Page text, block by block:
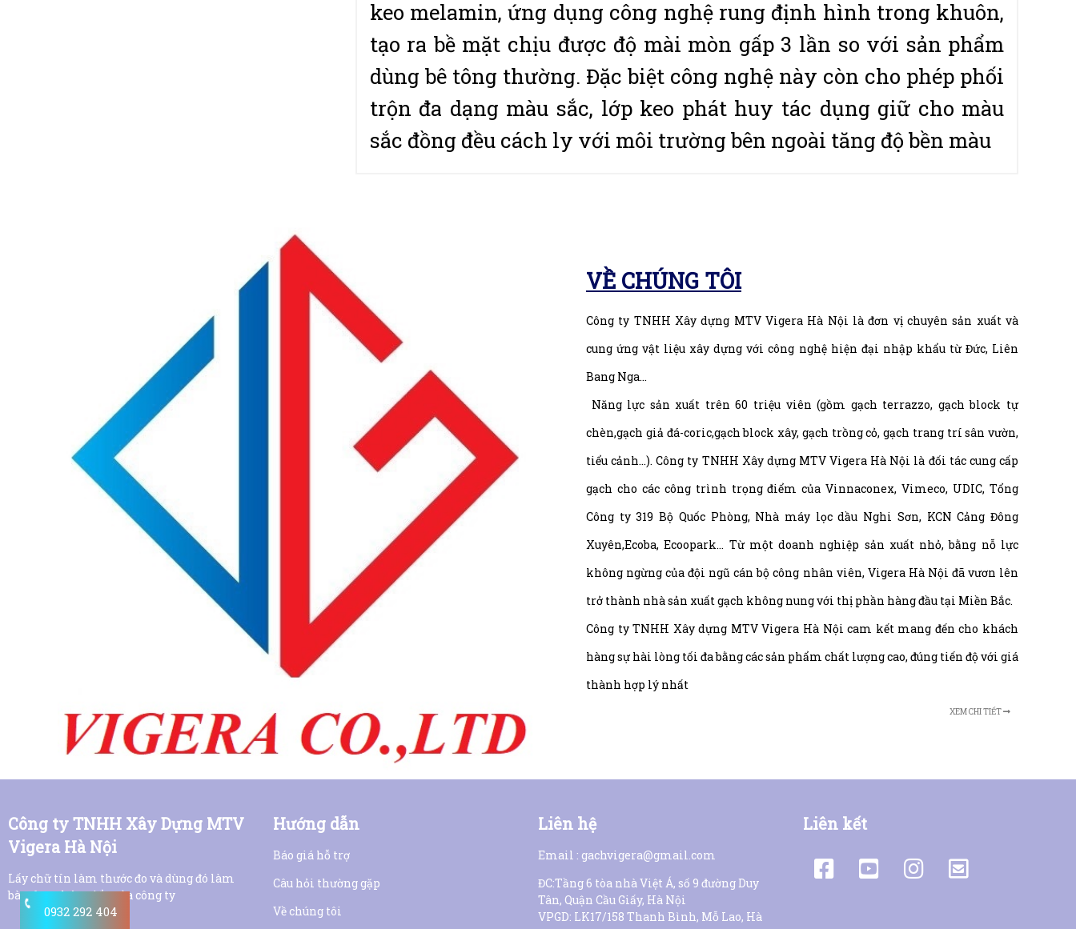
keo melamin, ứng dụng công nghệ rung định hình trong khuôn,
tạo ra bề mặt chịu được độ mài mòn gấp 3 lần so với sản phẩm
dùng bê tông thường. Đặc biệt công nghệ này còn cho phép phối
trộn đa dạng màu sắc, lớp keo phát huy tác dụng giữ cho màu
sắc đồng đều cách ly với môi trường bên ngoài tăng độ bền màu
VỀ CHÚNG TÔI
Công ty TNHH Xây dựng MTV Vigera Hà Nội là đơn vị chuyên sản xuất và
cung ứng vật liệu xây dựng với công nghệ hiện đại nhập khẩu từ Đức, Liên
Bang Nga...
Năng lực sản xuất trên 60 triệu viên (gồm gạch terrazzo, gạch block tự
chèn,gạch giả đá-coric,gạch block xây, gạch trồng cỏ, gạch trang trí sân vườn,
tiểu cảnh…). Công ty TNHH Xây dựng MTV Vigera Hà Nội là đối tác cung cấp
gạch cho các công trình trọng điểm của Vinnaconex, Vimeco, UDIC, Tổng
Công ty 319 Bộ Quốc Phòng, Nhà máy lọc dầu Nghi Sơn, KCN Cảng Đông
Xuyên,Ecoba, Ecoopark… Từ một doanh nghiệp sản xuất nhỏ, bằng nỗ lực
không ngừng của đội ngũ cán bộ công nhân viên, Vigera Hà Nội đã vươn lên
trở thành nhà sản xuất gạch không nung với thị phần hàng đầu tại Miền Bắc.
Công ty TNHH Xây dựng MTV Vigera Hà Nội cam kết mang đến cho khách
hàng sự hài lòng tối đa bằng các sản phẩm chất lượng cao, đúng tiến độ với giá
thành hợp lý nhất
XEM CHI TIẾT
Công ty TNHH Xây Dựng MTV
Vigera Hà Nội
Lấy chữ tín làm thước đo và dùng đó làm
bàn đạp phát triển của công ty
Hướng dẫn
Báo giá hỗ trợ
Câu hỏi thường gặp
Về chúng tôi
Liên hệ
Email : gachvigera@gmail.com
ĐC:Tầng 6 tòa nhà Việt Á, số 9 đường Duy
Tân, Quận Cầu Giấy, Hà Nội
VPGD: LK17/158 Thanh Bình, Mỗ Lao, Hà
Liên kết
0932 292 404